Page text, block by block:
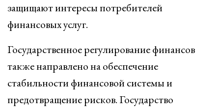
защищают интересы потребителей
финансовых услуг.
Государственное регулирование финансов
также направлено на обеспечение
стабильности финансовой системы и
предотвращение рисков. Государство